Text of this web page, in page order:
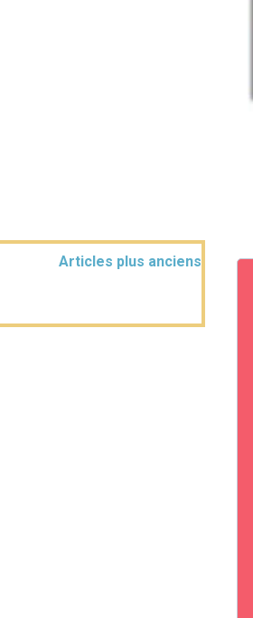
Articles plus anciens